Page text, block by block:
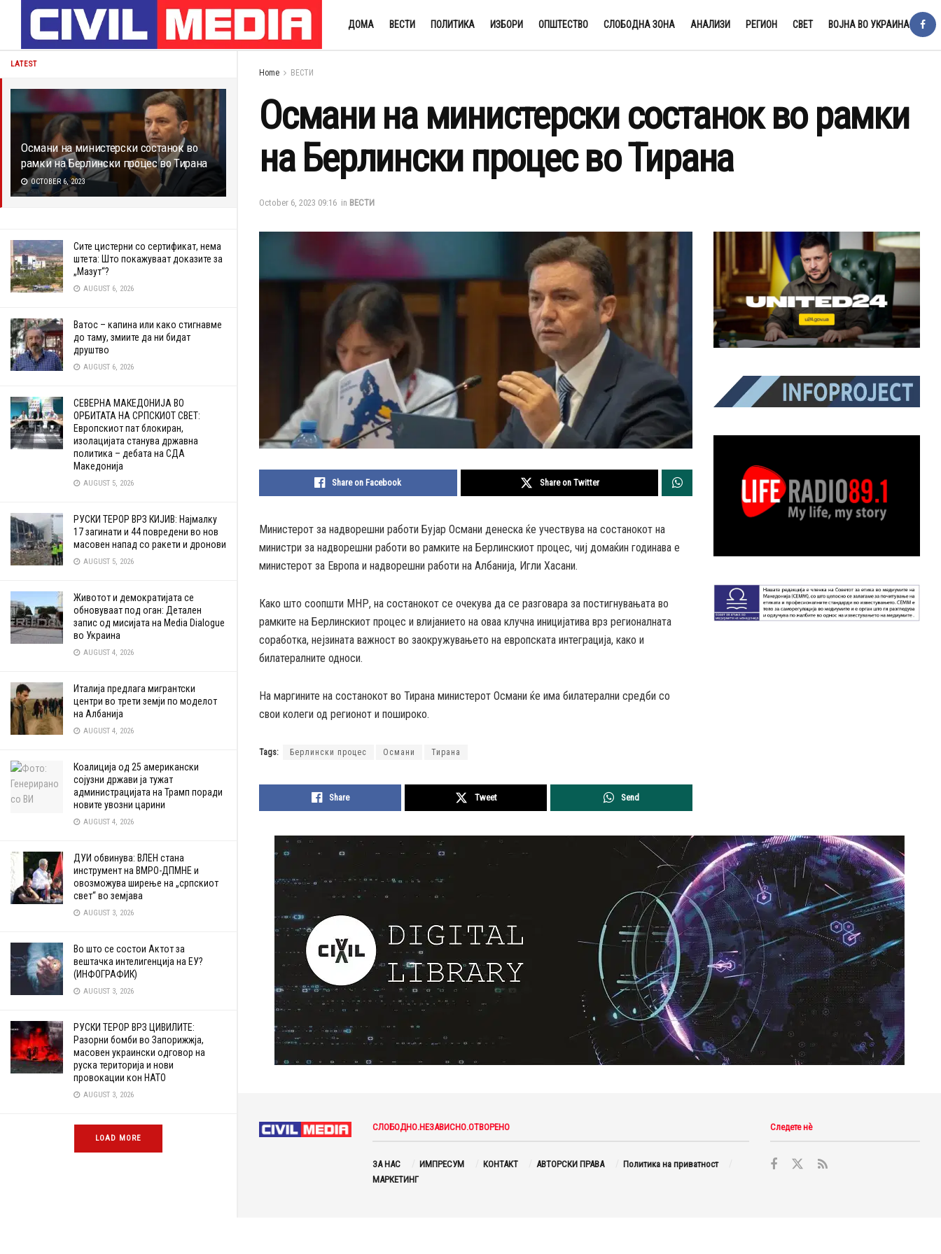
LATEST
Османи на министерски состанок во
рамки на Берлински процес во Тирана
OCTOBER 6, 2023
Сите цистерни со сертификат, нема
штета: Што покажуваат доказите за
„Мазут“?
AUGUST 6, 2026
Ватос – капина или како стигнавме
до таму, змиите да ни бидат
друштво
AUGUST 6, 2026
СЕВЕРНА МАКЕДОНИЈА ВО
ОРБИТАТА НА СРПСКИОТ СВЕТ:
Европскиот пат блокиран,
изолацијата станува државна
политика – дебата на СДА
Македонија
AUGUST 5, 2026
РУСКИ ТЕРОР ВРЗ КИЈИВ: Најмалку
17 загинати и 44 повредени во нов
масовен напад со ракети и дронови
AUGUST 5, 2026
Животот и демократијата се
обновуваат под оган: Детален
запис од мисијата на Media Dialogue
во Украина
AUGUST 4, 2026
Италија предлага мигрантски
центри во трети земји по моделот
на Албанија
AUGUST 4, 2026
Коалиција од 25 американски
сојузни држави ја тужат
администрацијата на Трамп поради
новите увозни царини
AUGUST 4, 2026
ДУИ обвинува: ВЛЕН стана
инструмент на ВМРО-ДПМНЕ и
овозможува ширење на „српскиот
свет“ во земјава
AUGUST 3, 2026
Во што се состои Актот за
вештачка интелигенција на ЕУ?
(ИНФОГРАФИК)
AUGUST 3, 2026
РУСКИ ТЕРОР ВРЗ ЦИВИЛИТЕ:
Разорни бомби во Запорижжја,
масовен украински одговор на
руска територија и нови
провокации кон НАТО
AUGUST 3, 2026
LOAD MORE
ДОМА ВЕСТИ ПОЛИТИКА ИЗБОРИ ОПШТЕСТВО СЛОБОДНА ЗОНА АНАЛИЗИ РЕГИОН СВЕТ ВОЈНА ВО УКРАИНА
Home ВЕСТИ
Османи на министерски состанок во рамки
на Берлински процес во Тирана
October 6, 2023 09:16 in ВЕСТИ
Share on Facebook Share on Twitter
Министерот за надворешни работи Бујар Османи денеска ќе учествува на состанокот на
министри за надворешни работи во рамките на Берлинскиот процес, чиј домаќин годинава е
министерот за Европа и надворешни работи на Албанија, Игли Хасани.
Како што соопшти МНР, на состанокот се очекува да се разговара за постигнувањата во
рамките на Берлинскиот процес и влијанието на оваа клучна иницијатива врз регионалната
соработка, нејзината важност во заокружувањето на европската интеграција, како и
билатералните односи.
На маргините на состанокот во Тирана министерот Османи ќе има билатерални средби со
свои колеги од регионот и пошироко.
Tags: Берлински процес Османи Тирана
Share Tweet Send
СЛОБОДНО.НЕЗАВИСНО.ОТВОРЕНО
ЗА НАС ИМПРЕСУМ КОНТАКТ АВТОРСКИ ПРАВА
Политика на приватност
МАРКЕТИНГ
Следете нè